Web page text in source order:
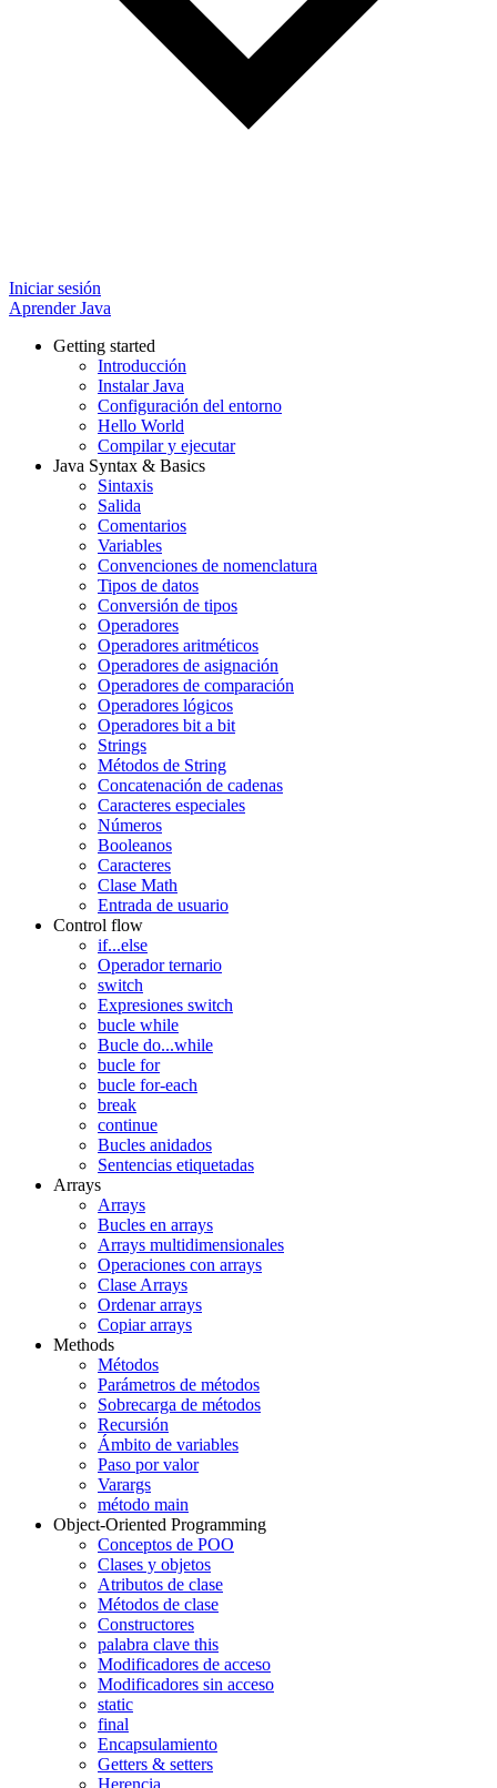
Iniciar sesión
Aprender Java
Getting started
Introducción
Instalar Java
Configuración del entorno
Hello World
Compilar y ejecutar
Java Syntax & Basics
Sintaxis
Salida
Comentarios
Variables
Convenciones de nomenclatura
Tipos de datos
Conversión de tipos
Operadores
Operadores aritméticos
Operadores de asignación
Operadores de comparación
Operadores lógicos
Operadores bit a bit
Strings
Métodos de String
Concatenación de cadenas
Caracteres especiales
Números
Booleanos
Caracteres
Clase Math
Entrada de usuario
Control flow
if...else
Operador ternario
switch
Expresiones switch
bucle while
Bucle do...while
bucle for
bucle for-each
break
continue
Bucles anidados
Sentencias etiquetadas
Arrays
Arrays
Bucles en arrays
Arrays multidimensionales
Operaciones con arrays
Clase Arrays
Ordenar arrays
Copiar arrays
Methods
Métodos
Parámetros de métodos
Sobrecarga de métodos
Recursión
Ámbito de variables
Paso por valor
Varargs
método main
Object-Oriented Programming
Conceptos de POO
Clases y objetos
Atributos de clase
Métodos de clase
Constructores
palabra clave this
Modificadores de acceso
Modificadores sin acceso
static
final
Encapsulamiento
Getters & setters
Herencia